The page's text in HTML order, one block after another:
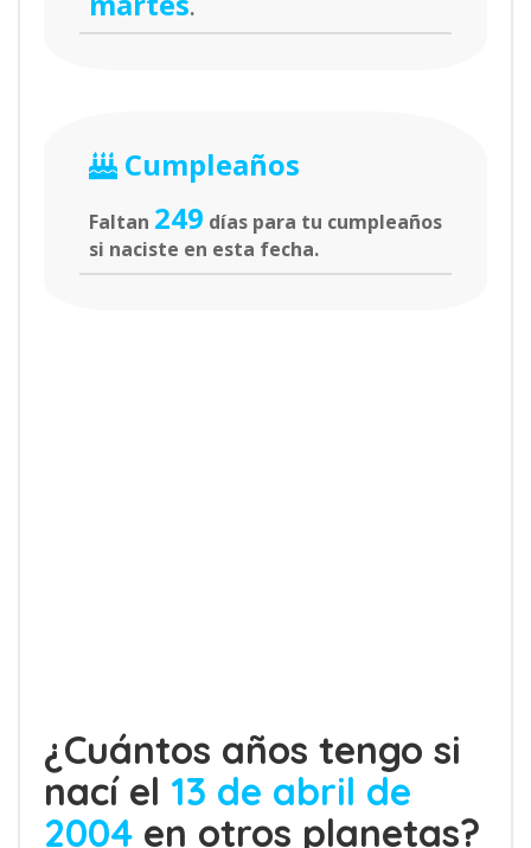
.
Cumpleaños
Faltan 249 días para tu cumpleaños
si naciste en esta fecha.
¿Cuántos años tengo si
nací el 13 de abril de
2004 en otros planetas?